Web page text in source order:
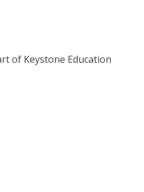
of Keystone Education